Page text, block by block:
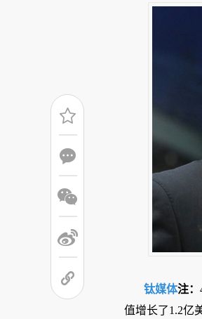
钛媒体注：
值增长了1.2亿